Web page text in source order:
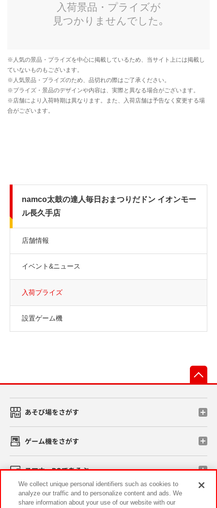
namco太鼓の達人毎日おまつりだドン イオンモー
ル長久手店
店舗情報
イベント&ニュース
入荷プライズ
設置ゲーム機
あそび場をさがす
ゲーム機をさがす
スマホ・PCであそぶ
イベント・キャンペーン
We collect unique personal identifiers such as cookies to
analyze our traffic and to personalize content and ads. We
share information about your use of our website with our